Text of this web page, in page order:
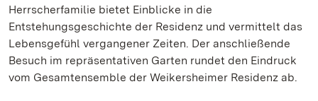
Herrscherfamilie bietet Einblicke in die
Entstehungsgeschichte der Residenz und vermittelt das
Lebensgefühl vergangener Zeiten. Der anschließende
Besuch im repräsentativen Garten rundet den Eindruck
vom Gesamtensemble der Weikersheimer Residenz ab.